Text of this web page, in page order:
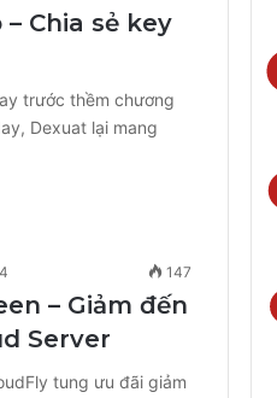
Chia sẻ key
trước thềm chương
Dexuat lại mang
147
– Giảm đến
Server
tung ưu đãi giảm